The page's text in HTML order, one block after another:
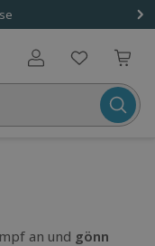
Benutzerkonto
an und gönn